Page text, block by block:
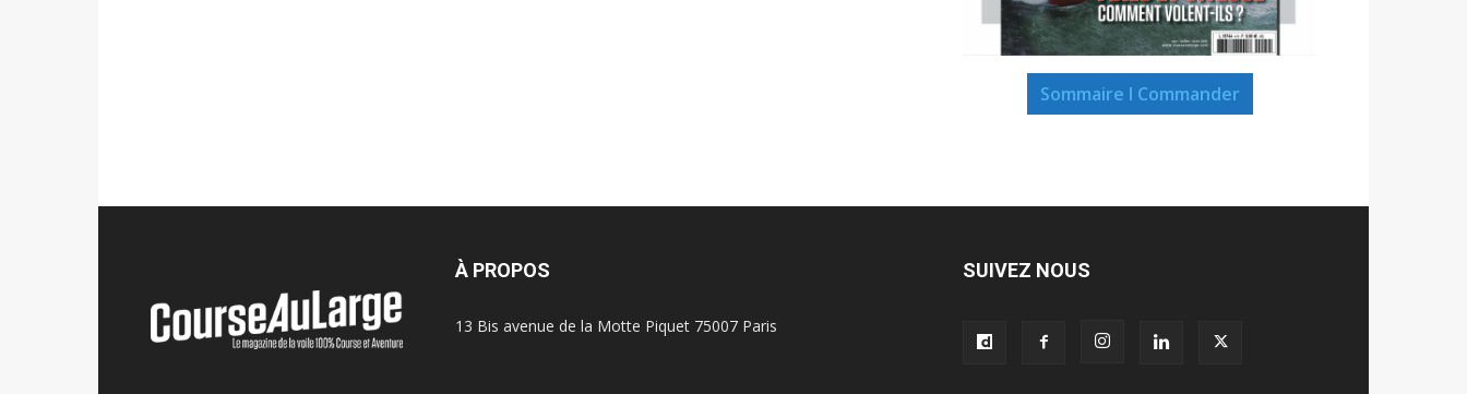
Sommaire I Commander
À PROPOS
13 Bis avenue de la Motte Piquet 75007 Paris
SUIVEZ NOUS